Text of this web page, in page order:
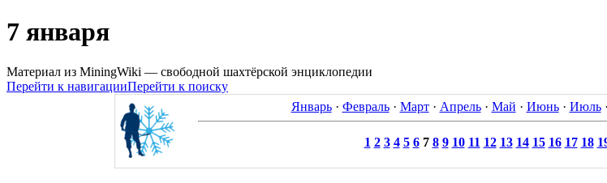
7 января
Материал из MiningWiki — свободной шахтёрской энциклопедии
Перейти к навигацииПерейти к поиску
Январь· Февраль· Март· Апрель· Май · Июнь· Июль·
1 2 3 4 5 6 7 8 9 10 11 12 13 14 15 16 17 18